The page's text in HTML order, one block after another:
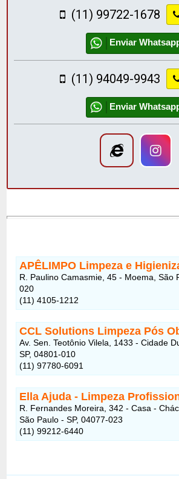
(11) 99722-1678
Enviar
(11) 94049-9943
Enviar
APÊLIMPO Limpeza e
R. Paulino Camasmie, 45 - Moema, São
020
(11) 4105-1212
CCL Solutions Limpeza Pós
Av. Sen. Teotônio Vilela, 1433 - Cidade
SP, 04801-010
(11) 97780-6091
Ella Ajuda - Limpeza
R. Fernandes Moreira, 342 - Casa -
São Paulo - SP, 04077-023
(11) 99212-6440